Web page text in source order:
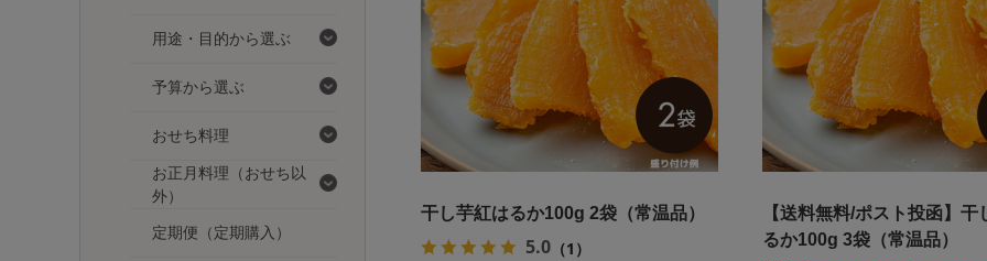
用途・目的から選ぶ
予算から選ぶ
おせち料理
お正月料理（おせち以
外）
定期便（定期購入）
干し芋紅はるか100g 2袋（常温品）
5.0 （1）
【送料無料/ポスト投函】干
るか100g 3袋（常温品）